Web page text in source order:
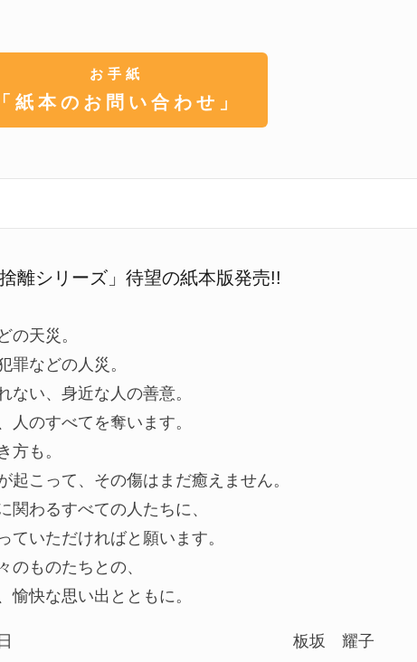
お手紙
紙本のお問い合わせ」
離シリーズ」待望の紙本版発売!!
の天災。
罪などの人災。
ない、身近な人の善意。
人のすべてを奪います。
方も。
起こって、その傷はまだ癒えません。
関わるすべての人たちに、
ていただければと願います。
のものたちとの、
愉快な思い出とともに。
板坂 耀子